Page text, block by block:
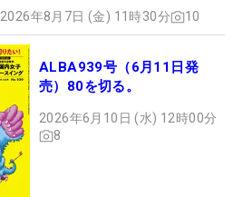
2026年8月7日 (金) 11時30分 10
ALBA939号（6月11日発
売）80を切る。
2026年6月10日 (水) 12時00分
8